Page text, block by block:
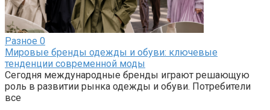
Разное 0
Мировые бренды одежды и обуви: ключевые
тенденции современной моды
Сегодня международные бренды играют решающую
роль в развитии рынка одежды и обуви. Потребители
все